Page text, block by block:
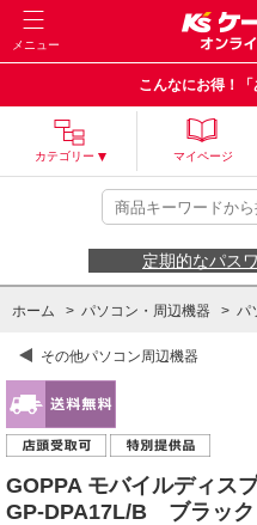
メニュー
こんなにお得！「
カテゴリー マイページ
定期的なパス
ホーム > パソコン・周辺機器 > パ
その他パソコン周辺機器
GOPPA モバイルディス
GP-DPA17L/B ブラック